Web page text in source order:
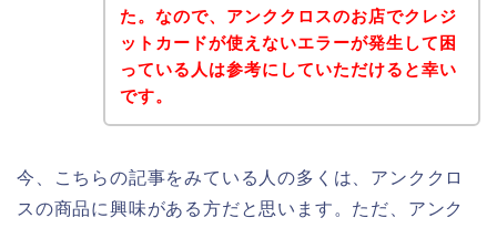
た。なので、アンククロスのお店でクレジ
ットカードが使えないエラーが発生して困
っている人は参考にしていただけると幸い
です。
今、こちらの記事をみている人の多くは、アンククロ
スの商品に興味がある方だと思います。ただ、アンク